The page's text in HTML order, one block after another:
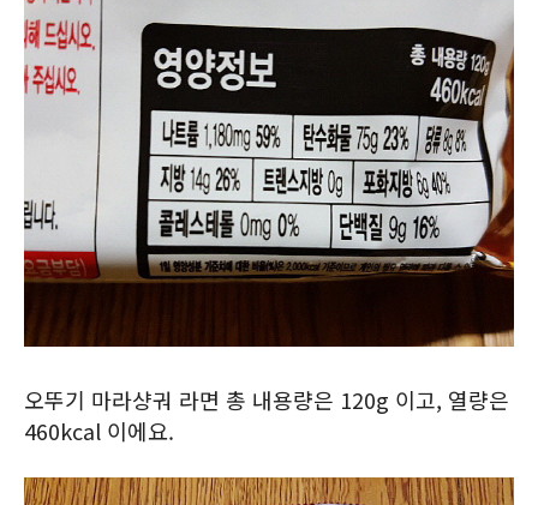
오뚜기 마라샹궈 라면 총 내용량은 120g 이고, 열량은
460kcal 이에요.